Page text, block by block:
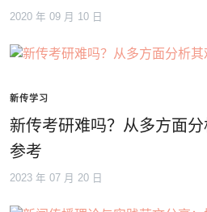
2020 年 09 月 10 日
新传学习
新传考研难吗？从多方面
参考
2023 年 07 月 20 日